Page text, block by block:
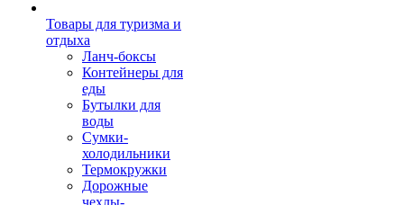
Товары для туризма и
отдыха
Ланч-боксы
Контейнеры для
еды
Бутылки для
воды
Сумки-
холодильники
Термокружки
Дорожные
чехлы-